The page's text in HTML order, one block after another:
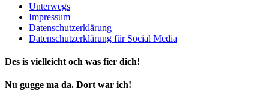
Unterwegs
Impressum
Datenschutzerklärung
Datenschutzerklärung für Social Media
Des is vielleicht och was fier dich!
Nu gugge ma da. Dort war ich!